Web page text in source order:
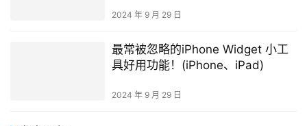
2024 年 9 月 29 日
最常被忽略的iPhone Widget 小工
具好用功能！(iPhone、iPad)
2024 年 9 月 29 日